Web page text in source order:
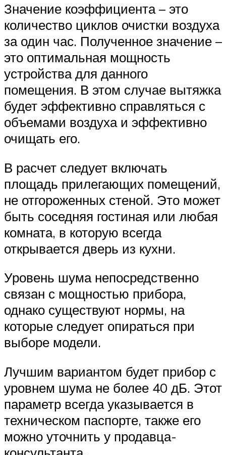
Значение коэффициента – это
количество циклов очистки воздуха
за один час. Полученное значение –
это оптимальная мощность
устройства для данного
помещения. В этом случае вытяжка
будет эффективно справляться с
объемами воздуха и эффективно
очищать его.
В расчет следует включать
площадь прилегающих помещений,
не отгороженных стеной. Это может
быть соседняя гостиная или любая
комната, в которую всегда
открывается дверь из кухни.
Уровень шума непосредственно
связан с мощностью прибора,
однако существуют нормы, на
которые следует опираться при
выборе модели.
Лучшим вариантом будет прибор с
уровнем шума не более 40 дБ. Этот
параметр всегда указывается в
техническом паспорте, также его
можно уточнить у продавца-